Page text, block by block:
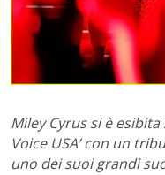
Miley Cyrus si è
Voice USA’ con un
uno dei suoi grandi